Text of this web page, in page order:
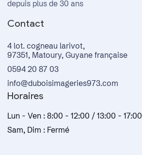
depuis plus de 30 ans
Contact
4 lot. cogneau larivot,
97351, Matoury, Guyane française
0594 20 87 03
info@duboisimageries973.com
Horaires
Lun - Ven : 8:00 - 12:00 / 13:00 - 17:00
Sam, Dim : Fermé